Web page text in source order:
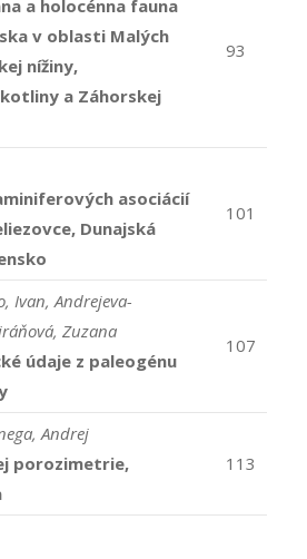
a holocénna fauna
v oblasti Malých
nížiny,
a Záhorskej
93
asociácií
Dunajská
101
Ivan, Andrejeva-
Zuzana
údaje z paleogénu
107
Andrej
porozimetrie,
113